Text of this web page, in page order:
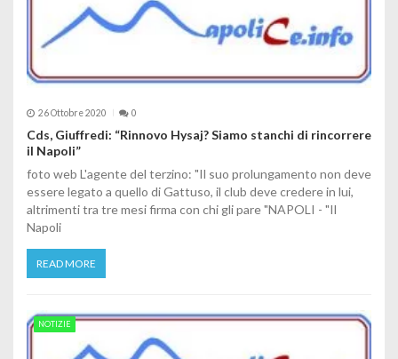
26 Ottobre 2020 0
Cds, Giuffredi: “Rinnovo Hysaj? Siamo stanchi di rincorrere
il Napoli”
foto web L'agente del terzino: "Il suo prolungamento non deve
essere legato a quello di Gattuso, il club deve credere in lui,
altrimenti tra tre mesi firma con chi gli pare "NAPOLI - "Il
Napoli
READ MORE
NOTIZIE